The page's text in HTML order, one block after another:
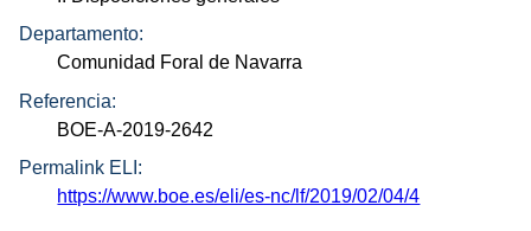
Departamento:
Comunidad Foral de Navarra
Referencia:
BOE-A-2019-2642
Permalink ELI:
https://www.boe.es/eli/es-nc/lf/2019/02/04/4